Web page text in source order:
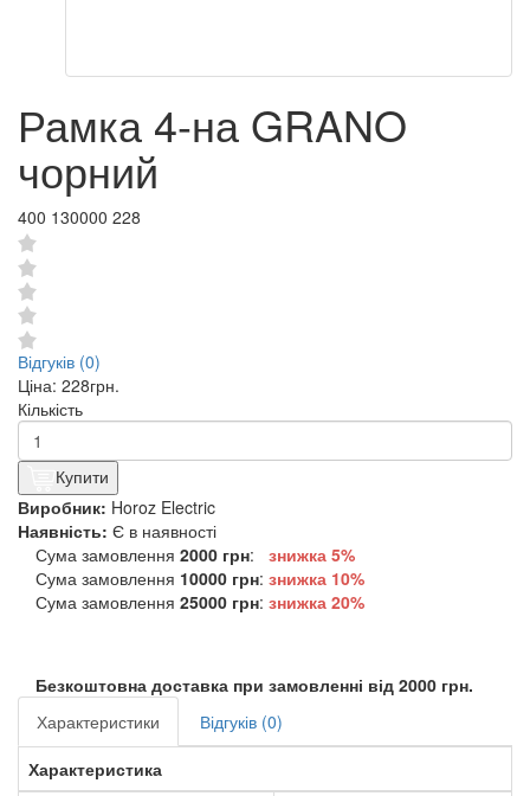
Рамка 4-на GRANO
чорний
400 130000 228
Відгуків (0)
Ціна: 228грн.
Кількість
Купити
Виробник: Horoz Electric
Наявність: Є в наявності
Сума замовлення 2000 грн:
знижка 5%
Сума замовлення 10000 грн: знижка 10%
Сума замовлення 25000 грн: знижка 20%
Безкоштовна доставка при замовленні від 2000 грн.
Характеристики
Відгуків (0)
Характеристика